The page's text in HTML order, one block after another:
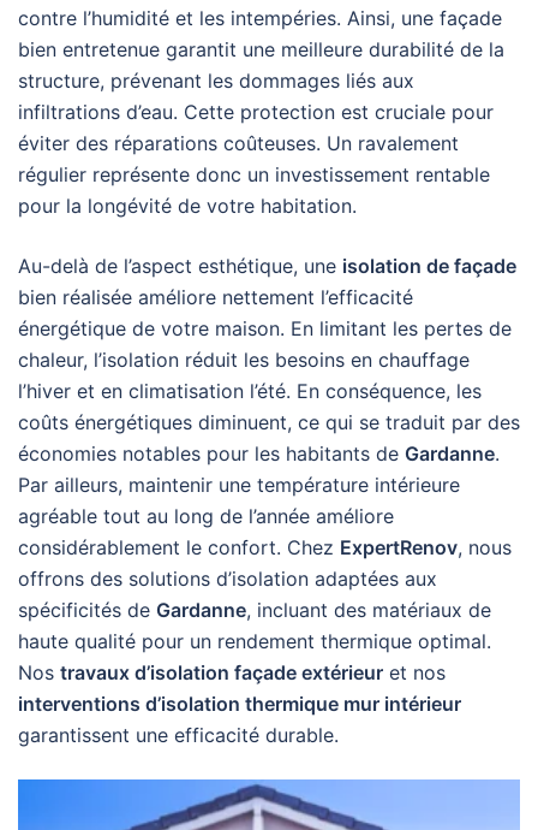
contre l’humidité et les intempéries. Ainsi, une façade
bien entretenue garantit une meilleure durabilité de la
structure, prévenant les dommages liés aux
infiltrations d’eau. Cette protection est cruciale pour
éviter des réparations coûteuses. Un ravalement
régulier représente donc un investissement rentable
pour la longévité de votre habitation.
Au-delà de l’aspect esthétique, une isolation de façade
bien réalisée améliore nettement l’efficacité
énergétique de votre maison. En limitant les pertes de
chaleur, l’isolation réduit les besoins en chauffage
l’hiver et en climatisation l’été. En conséquence, les
coûts énergétiques diminuent, ce qui se traduit par des
économies notables pour les habitants de Gardanne.
Par ailleurs, maintenir une température intérieure
agréable tout au long de l’année améliore
considérablement le confort. Chez ExpertRenov, nous
offrons des solutions d’isolation adaptées aux
spécificités de Gardanne, incluant des matériaux de
haute qualité pour un rendement thermique optimal.
Nos travaux d’isolation façade extérieur et nos
interventions d’isolation thermique mur intérieur
garantissent une efficacité durable.